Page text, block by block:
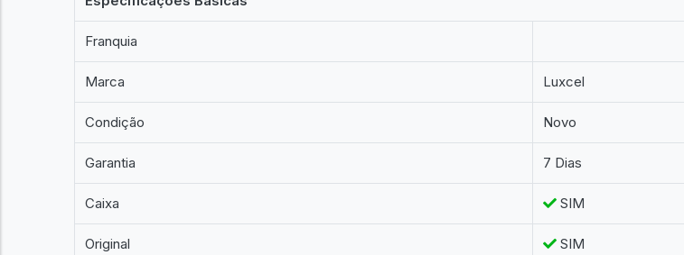
Franquia
Marca Luxcel
Condição Novo
Garantia 7 Dias
Caixa SIM
Original SIM